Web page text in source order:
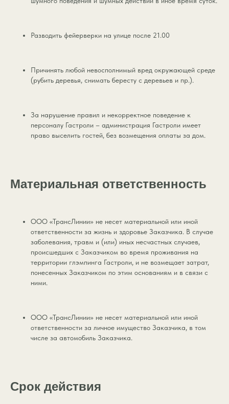
Разводить фейерверки на улице после 21.00
Причинять любой невосполнимый вред окружающей среде
(рубить деревья, снимать бересту с деревьев и пр.).
За нарушение правил и некорректное поведение к
персоналу Гастроли – администрация Гастроли имеет
право выселить гостей, без возмещения оплаты за дом.
Материальная ответственность
ООО «ТрансЛинии» не несет материальной или иной
ответственности за жизнь и здоровье Заказчика. В случае
заболевания, травм и (или) иных несчастных случаев,
происшедших с Заказчиком во время проживания на
территории глэмпинга Гастроли, и не возмещает затрат,
понесенных Заказчиком по этим основаниям и в связи с
ними.
ООО «ТрансЛинии» не несет материальной или иной
ответственности за личное имущество Заказчика, в том
числе за автомобиль Заказчика.
Срок действия
ИП Новикова Юлия
Владимировна
ИНН 591403144600
Дом Пауза
СПА по-русски
Подарочный
сертификат
Ответы на
Контакты
персональных
данных
данных
оферты